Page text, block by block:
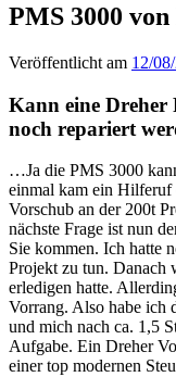
PMS 3000
Veröffentlicht am 12/
Kann eine Dreher
noch repariert
…Ja die PMS 3000
einmal kam ein
Vorschub an der 200t
nächste Frage ist nun
Sie kommen. Ich hatte
Projekt zu tun. Danach
erledigen hatte.
Vorrang. Also habe ich
und mich nach ca. 1,5
Aufgabe. Ein Dreher
einer top modernen